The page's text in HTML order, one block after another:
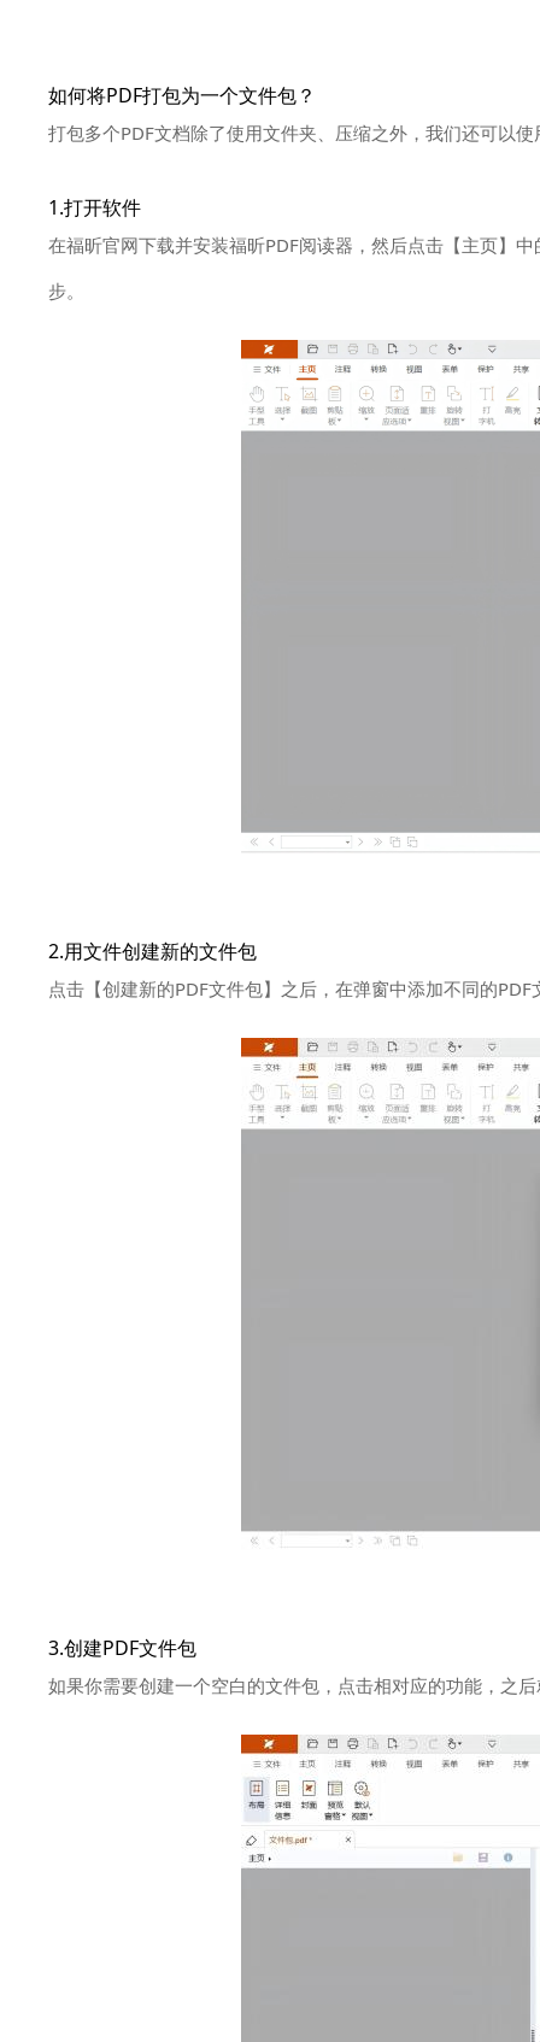
如何将PDF打包为一个文件包？
打包多个PDF文档除了使用文件夹、压缩之外，我们还可以
1.打开软件
在福昕官网下载并安装福昕PDF阅读器，然后点击【主页】
步。
2.用文件创建新的文件包
点击【创建新的PDF文件包】之后，在弹窗中添加不同的
3.创建PDF文件包
如果你需要创建一个空白的文件包，点击相对应的功能，之